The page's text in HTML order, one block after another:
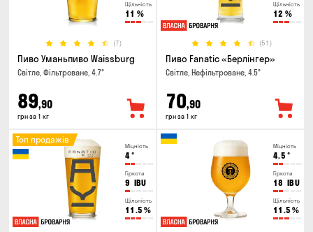
Щільність
11 %
(7)
Пиво Уманьпиво Waissburg
Світле, Фільтроване, 4.7°
89,90
грн за 1 кг
Щільність
12 %
(51)
Пиво Fanatic «Берлінгер»
Світле, Нефільтроване, 4.5°
70,90
грн за 1 кг
Міцність
4°
Гіркота
9 IBU
Щільність
11.5 %
Топ продажів
Міцність
4.5 °
Гіркота
18 IBU
Щільність
11.5 %